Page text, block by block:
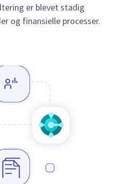
er blevet stadig
og finansielle processer.